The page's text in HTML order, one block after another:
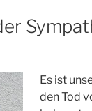
Es ist
den Tod